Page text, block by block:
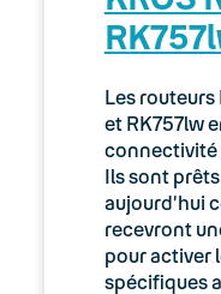
03. Accès
04.
05.
06.
Keyyo
Les routeurs
et RK757lw
connectivité
Ils sont
aujourd’hui
recevront
pour activer
spécifiques